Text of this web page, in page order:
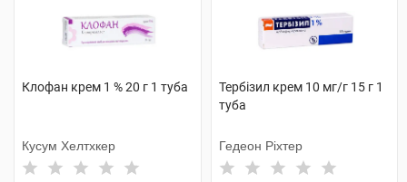
Клофан крем 1 % 20 г 1 туба
Кусум Хелтхкер
Тербізил крем 10 мг/г 15 г 1
туба
Гедеон Ріхтер